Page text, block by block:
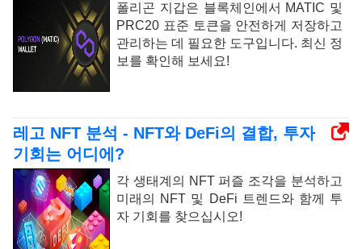
폴리곤 지갑은 블록체인에서 MATIC 및
PRC20 표준 토큰을 안전하게 저장하고
관리하는 데 필요한 도구입니다. 최신 정
보를 확인해 보세요!
레고 NFT 분석 - NFT와 DeFi의 결합, 투자
기회는 어디에?
각 생태계의 NFT 퍼즐 조각을 분석하고
미래의 NFT 및 DeFi 트렌드와 함께 투
자 기회를 찾으십시오!